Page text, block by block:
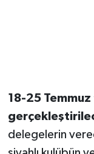
18-25
delegelerin